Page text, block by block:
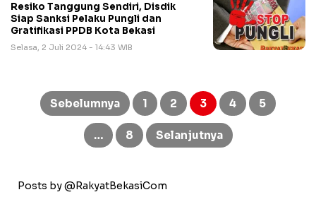
Resiko Tanggung Sendiri, Disdik
Siap Sanksi Pelaku Pungli dan
Gratifikasi PPDB Kota Bekasi
Selasa, 2 Juli 2024 - 14:43 WIB
Paginasi
posSebelumnya 1 2 3 4 5
… 8 Selanjutnya
Posts by @RakyatBekasiCom